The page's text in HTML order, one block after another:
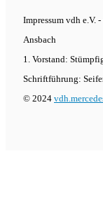
Impressum vdh e.V.
Ansbach
1. Vorstand:
Schriftführung:
© 2024